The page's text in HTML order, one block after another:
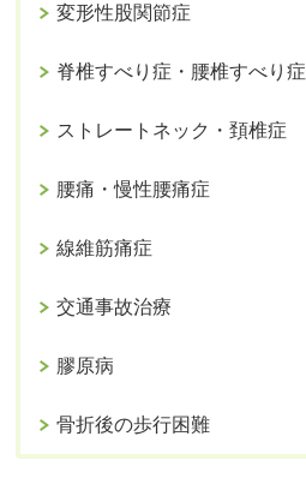
変形性股関節症
脊椎すべり症・腰椎すべり症
ストレートネック・頚椎症
腰痛・慢性腰痛症
線維筋痛症
交通事故治療
膠原病
骨折後の歩行困難